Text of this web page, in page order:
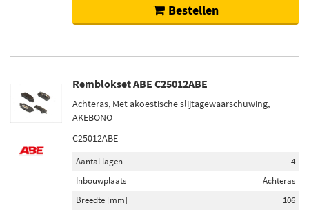
Bestellen
Remblokset ABE C25012ABE
Achteras, Met akoestische slijtagewaarschuwing,
AKEBONO
C25012ABE
Aantal lagen
4
Inbouwplaats
Achteras
Breedte [mm]
106